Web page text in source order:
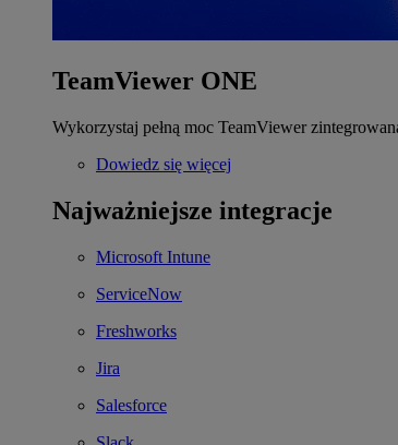
TeamViewer ONE
Wykorzystaj pełną moc TeamViewer
Dowiedz się więcej
Najważniejsze integracje
Microsoft Intune
ServiceNow
Freshworks
Jira
Salesforce